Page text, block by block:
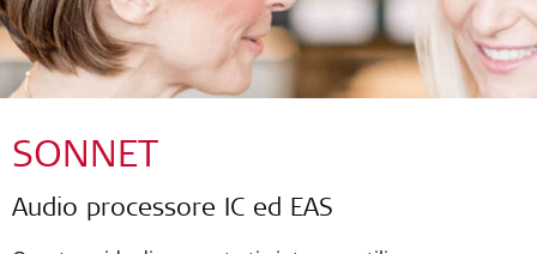
SONNET
Audio processore IC ed EAS